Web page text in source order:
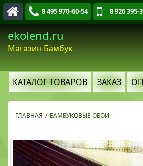
8 495 970-60-54 8 926 395-
ekolend.ru
Магазин Бамбук
КАТАЛОГ ТОВАРОВ ЗАКАЗ
ГЛАВНАЯ / БАМБУКОВЫЕ ОБОИ